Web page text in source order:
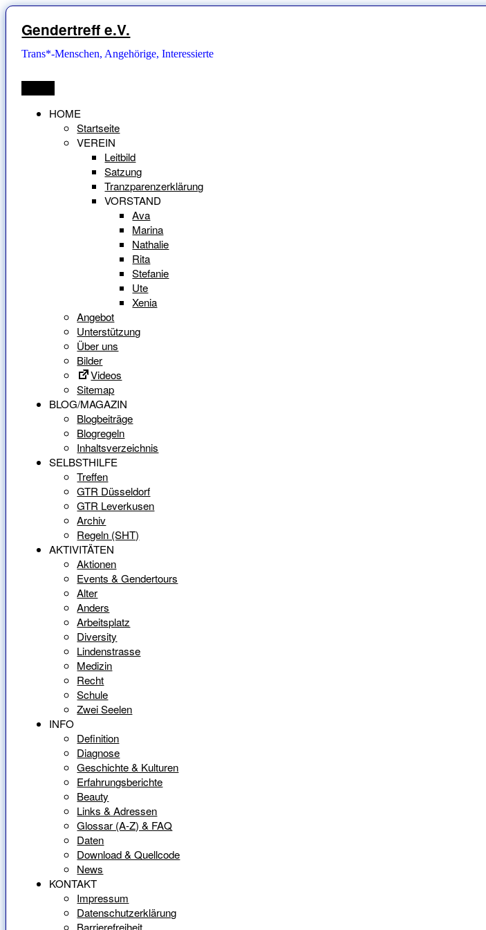
Zum
Inhalt
springen
Gendertreff e.V.
Trans*-Menschen, Angehörige, Interessierte
HOME
Startseite
VEREIN
Leitbild
Satzung
Tranzparenzerklärung
VORSTAND
Ava
Marina
Nathalie
Rita
Stefanie
Ute
Xenia
Angebot
Unterstützung
Über uns
Bilder
Videos
Sitemap
BLOG/MAGAZIN
Blogbeiträge
Blogregeln
Inhaltsverzeichnis
SELBSTHILFE
Treffen
GTR Düsseldorf
GTR Leverkusen
Archiv
Regeln (SHT)
AKTIVITÄTEN
Aktionen
Events & Gendertours
Alter
Anders
Arbeitsplatz
Diversity
Lindenstrasse
Medizin
Recht
Schule
Zwei Seelen
INFO
Definition
Diagnose
Geschichte & Kulturen
Erfahrungsberichte
Beauty
Links & Adressen
Glossar (A-Z) & FAQ
Daten
Download & Quellcode
News
KONTAKT
Impressum
Datenschutzerklärung
Barrierefreiheit